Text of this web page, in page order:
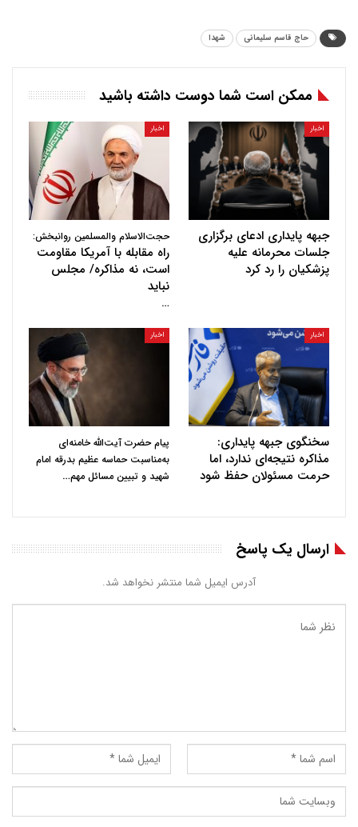
حاج قاسم سلیمانی شهدا
ممکن است شما دوست داشته باشید
اخبار
جبهه پایداری ادعای برگزاری
جلسات محرمانه علیه
پزشکیان را رد کرد
اخبار
حجت‌الاسلام والمسلمین روانبخش:
راه مقابله با آمریکا مقاومت
است، نه مذاکره/ مجلس
نباید
…
اخبار
سخنگوی جبهه پایداری:
مذاکره نتیجه‌ای ندارد، اما
حرمت مسئولان حفظ شود
اخبار
پیام حضرت آیت‌الله خامنه‌ای
به‌مناسبت حماسه عظیم بدرقه امام
شهید و تبیین مسائل مهم…
ارسال یک پاسخ
آدرس ایمیل شما منتشر نخواهد شد.